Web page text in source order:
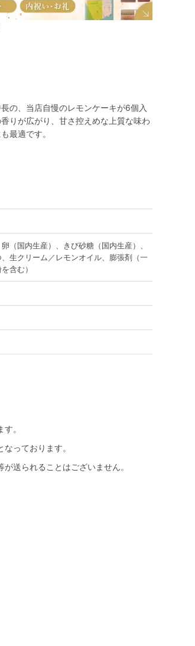
の、当店自慢のレモンケーキが6個入
りが広がり、甘さ控えめな上質な味わ
最適です。
（国内生産）、きび砂糖（国内生産）、
生クリーム／レモンオイル、膨張剤（一
含む）
。
っております。
送られることはございません。